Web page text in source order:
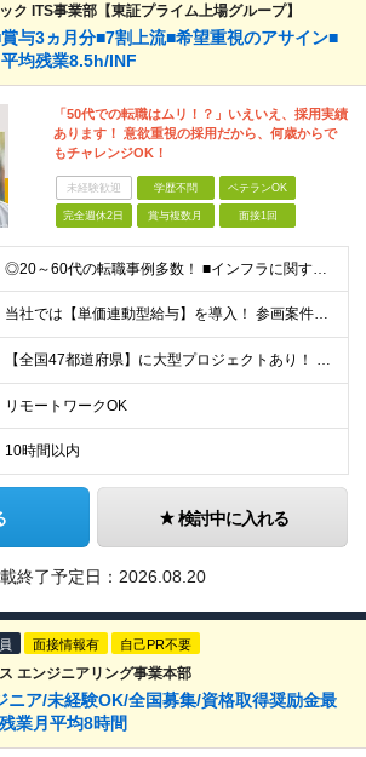
ク ITS事業部【東証プライム上場グループ】
与3ヵ月分■7割上流■希望重視のアサイン■
均残業8.5h/INF
「50代での転職はムリ！？」いえいえ、採用実績
あります！ 意欲重視の採用だから、何歳からで
もチャレンジOK！
未経験歓迎 学歴不問 ベテランOK
完全週休2日 賞与複数月 面接1回
◎20～60代の転職事例多数！ ■インフラに関する何らかのご経験 ■学歴不問/転職回数は一切不問！
当社では【単価連動型給与】を導入！ 参画案件の契約単価に連動して給与が決定。 還元率は単価の【70％～80％】と東証プライム上場グループとして高水準です！（社会保険料・教育コスト含む） ■関東：月給
【全国47都道府県】に大型プロジェクトあり！ 主要勤務地： 北海道/宮城県/栃木県/埼玉県/千葉県/東京都/神奈川県/愛知県/大阪府/京都府/兵庫県/広島県/福岡県/熊本県 ※勤務エリアは、あなたの
リモートワークOK
10時間以内
検討中に入れる
終了予定日： 2026.08.20
面接情報有 自己PR不要
エンジニアリング事業本部
ニア/未経験OK/全国募集/資格取得奨励金最
業月平均8時間